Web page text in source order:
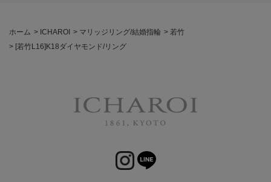
ホーム > ICHAROI > マリッジリング/結婚指輪 > 若竹
> [若竹L16]K18ダイヤモンド/リング